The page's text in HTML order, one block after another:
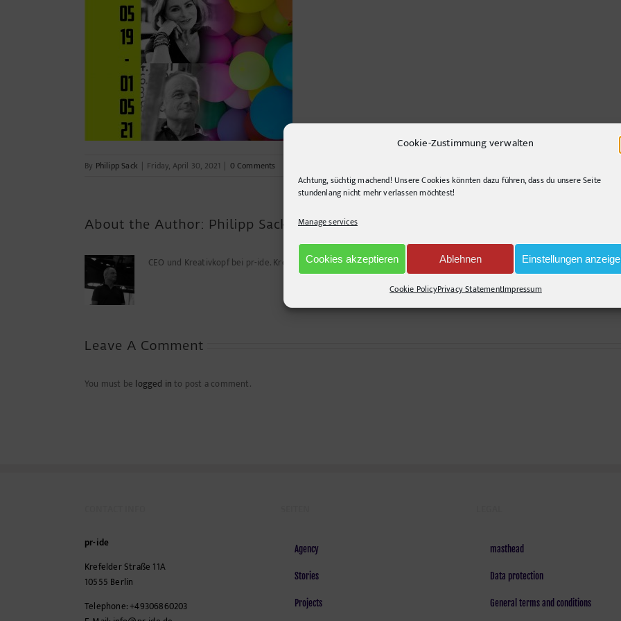
Cookie-Zustimmung verwalten
Achtung, süchtig machend! Unsere Cookies könnten dazu führen, dass du unsere Seite
stundenlang nicht mehr verlassen möchtest!
Manage services
Cookies akzeptieren Ablehnen Einstellungen
Cookie PolicyPrivacy StatementImpressum
By Philipp Sack | Friday, April 30, 2021 | 0 Comments
About the Author: Philipp Sack
CEO und Kreativkopf bei pr-ide. Kreuz und querlenkend, gerne segelnd. Immer auf der Suche nach innovativen
Leave A Comment
You must be logged into post a comment.
pr-ide
Krefelder Straße 11A
10555 Berlin
Telephone:+49306860203
Agency
Stories
Projects
masthead
Data protection
General terms and conditions